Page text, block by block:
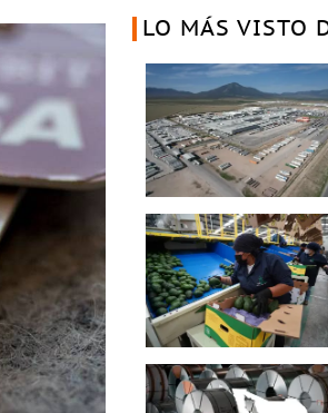
LO MÁS VISTO